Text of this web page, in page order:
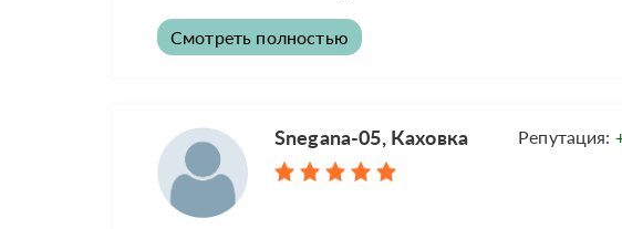
Смотреть полностью
Snegana-05, Каховка Репутация: